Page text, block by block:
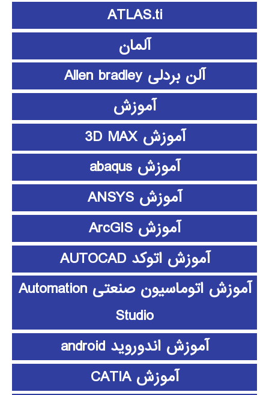
ATLAS.ti
آلمان
آلن بردلی Allen bradley
آموزش
آموزش 3D MAX
آموزش abaqus
آموزش ANSYS
آموزش ArcGIS
آموزش اتوکد AUTOCAD
آموزش اتوماسیون صنعتی Automation
Studio
آموزش اندوروید android
آموزش CATIA